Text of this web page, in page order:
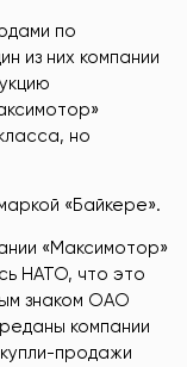
по
из них компании
но
«Байкере».
«Максимотор»
НАТО, что это
знаком ОАО
компании
продажи